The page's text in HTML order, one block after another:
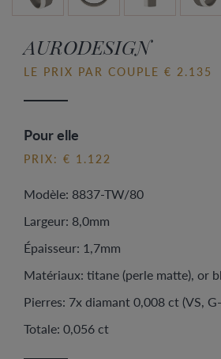
AURODESIGN
LE PRIX PAR COUPLE € 2.135
Pour elle
PRIX: € 1.122
Modèle: 8837-TW/80
Largeur: 8,0mm
Épaisseur: 1,7mm
Matériaux: titane (perle matte), or
Pierres: 7x diamant 0,008 ct (VS,
Totale: 0,056 ct